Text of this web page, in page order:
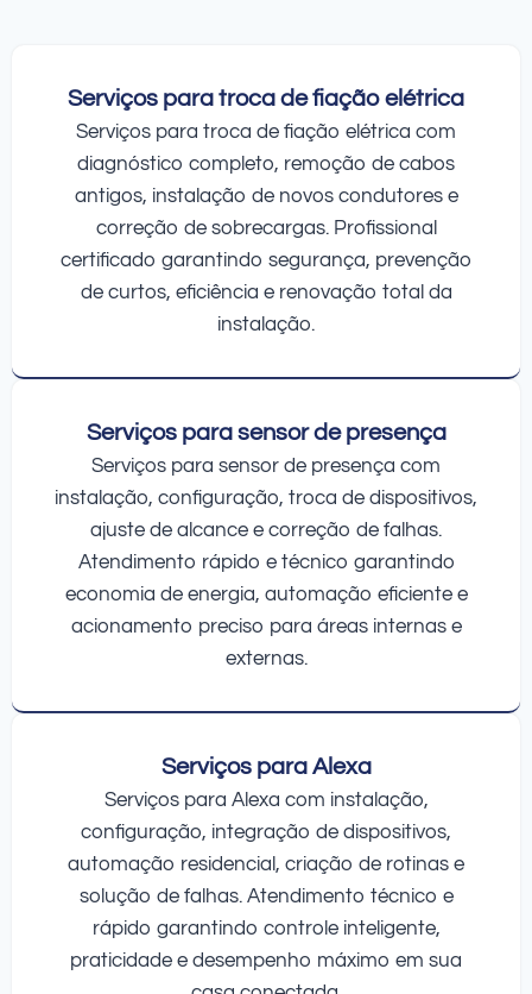
Serviços para troca de fiação elétrica
Serviços para troca de fiação elétrica com
diagnóstico completo, remoção de cabos
antigos, instalação de novos condutores e
correção de sobrecargas. Profissional
certificado garantindo segurança, prevenção
de curtos, eficiência e renovação total da
instalação.
Serviços para sensor de presença
Serviços para sensor de presença com
instalação, configuração, troca de dispositivos,
ajuste de alcance e correção de falhas.
Atendimento rápido e técnico garantindo
economia de energia, automação eficiente e
acionamento preciso para áreas internas e
externas.
Serviços para Alexa
Serviços para Alexa com instalação,
configuração, integração de dispositivos,
automação residencial, criação de rotinas e
solução de falhas. Atendimento técnico e
rápido garantindo controle inteligente,
praticidade e desempenho máximo em sua